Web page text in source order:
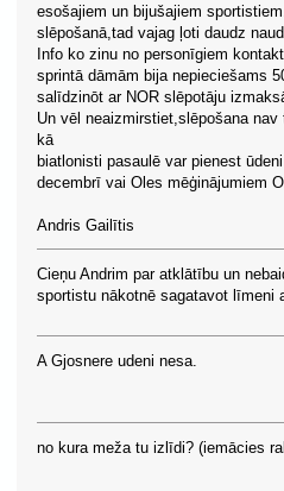
esošajiem un bijušajiem
slēpošanā,tad vajag ļoti daudz
Info ko zinu no personīgiem
sprintā dāmām bija nepieciešams
salīdzinōt ar NOR slēpotāju
Un vēl neaizmirstiet,slēpošana
kā
biatlonisti pasaulē var pienest
decembrī vai Oles mēģinājumiem
Andris Gailītis
Cieņu Andrim par atklātību un
sportistu nākotnē sagatavot līmeni
A Gjosnere udeni nesa.
no kura meža tu izlīdi? (iemācies